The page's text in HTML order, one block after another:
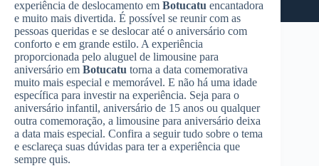
experiência de deslocamento em Botucatu encantadora
e muito mais divertida. É possível se reunir com as
pessoas queridas e se deslocar até o aniversário com
conforto e em grande estilo. A experiência
proporcionada pelo aluguel de limousine para
aniversário em Botucatu torna a data comemorativa
muito mais especial e memorável. E não há uma idade
específica para investir na experiência. Seja para o
aniversário infantil, aniversário de 15 anos ou qualquer
outra comemoração, a limousine para aniversário deixa
a data mais especial. Confira a seguir tudo sobre o tema
e esclareça suas dúvidas para ter a experiência que
sempre quis.